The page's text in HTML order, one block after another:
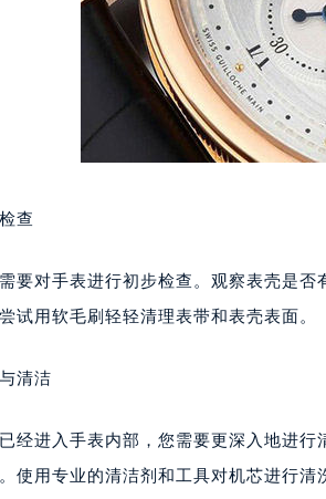
查
要对手表进行初步检查。观察表壳是
试用软毛刷轻轻清理表带和表壳表面。
清洁
经进入手表内部，您需要更深入地进
使用专业的清洁剂和工具对机芯进行清